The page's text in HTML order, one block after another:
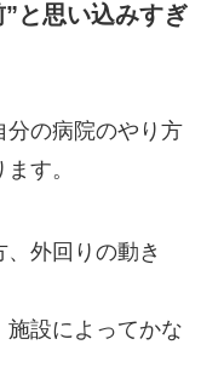
と思い込みすぎ
分の病院のやり方
す。
外回りの動き
施設によってかな